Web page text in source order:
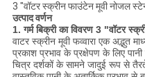
3 "वॉटर स्क्रीन फाउंटेन मूवी नोजल
उत्पाद वर्णन
1. गर्म बिक्री का विवरण3 "वॉटर
वाटर स्क्रीन मूवी फव्वारा एक अद्भुत
प्रकाश प्रभाव के प्रक्षेपण के लिए
चित्र दर्शकों के सामने जादुई रूप से